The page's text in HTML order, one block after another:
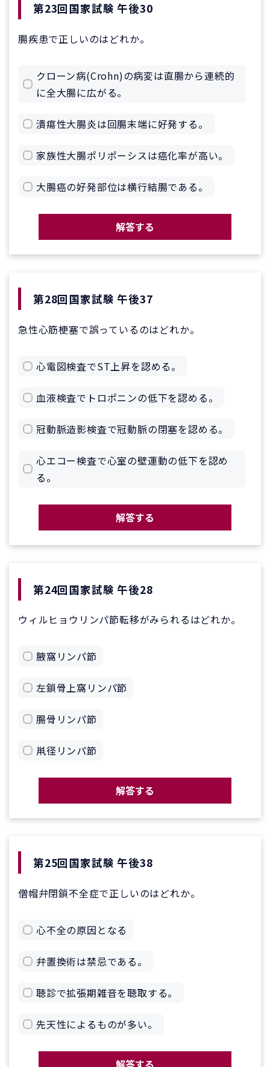
第23回国家試験 午後30
腸疾患で正しいのはどれか。
クローン病(Crohn)の病変は直腸から連続的
に全大腸に広がる。
潰瘍性大腸炎は回腸末端に好発する。
家族性大腸ポリポーシスは癌化率が高い。
大腸癌の好発部位は横行結腸である。
解答する
第28回国家試験 午後37
急性心筋梗塞で誤っているのはどれか。
心電図検査でST上昇を認める。
血液検査でトロポニンの低下を認める。
冠動脈造影検査で冠動脈の閉塞を認める。
心エコー検査で心室の壁運動の低下を認め
る。
解答する
第24回国家試験 午後28
ウィルヒョウリンパ節転移がみられるはどれか。
腋窩リンパ節
左鎖骨上窩リンパ節
腸骨リンパ節
鼡径リンパ節
解答する
第25回国家試験 午後38
僧帽弁閉鎖不全症で正しいのはどれか。
心不全の原因となる
弁置換術は禁忌である。
聴診で拡張期雑音を聴取する。
先天性によるものが多い。
解答する